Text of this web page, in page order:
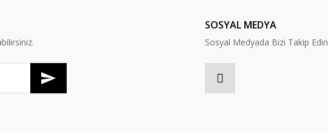
SOSYAL MEDYA
Sosyal Medyada Bizi Takip Edin